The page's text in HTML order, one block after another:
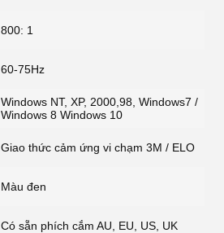
800: 1
60-75Hz
Windows NT, XP, 2000,98, Windows7 /
Windows 8 Windows 10
Giao thức cảm ứng vi chạm 3M / ELO
Màu đen
Có sẵn phích cắm AU, EU, US, UK